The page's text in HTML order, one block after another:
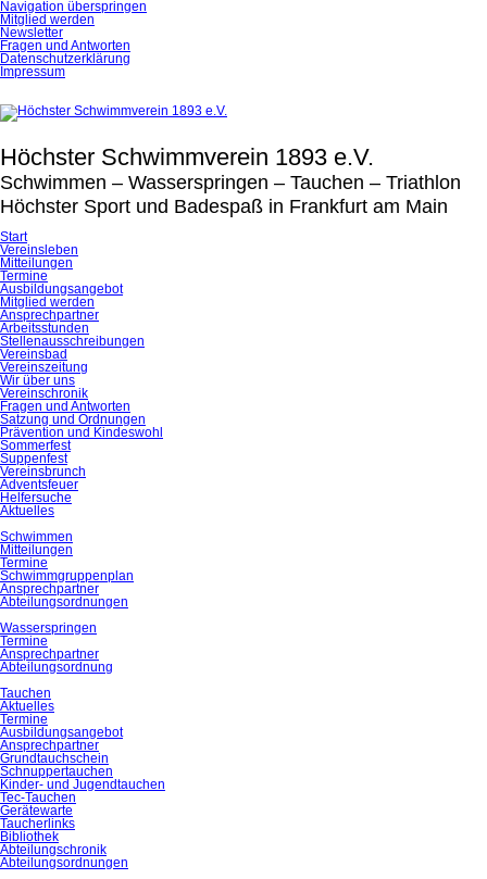
Navigation überspringen
Mitglied werden
Newsletter
Fragen und Antworten
Datenschutzerklärung
Impressum
Höchster Schwimmverein 1893 e.V.
Schwimmen – Wasserspringen – Tauchen – Triathlon
Höchster Sport und Badespaß in Frankfurt am Main
Start
Vereinsleben
Mitteilungen
Termine
Ausbildungsangebot
Mitglied werden
Ansprechpartner
Arbeitsstunden
Stellenausschreibungen
Vereinsbad
Vereinszeitung
Wir über uns
Vereinschronik
Fragen und Antworten
Satzung und Ordnungen
Prävention und Kindeswohl
Sommerfest
Suppenfest
Vereinsbrunch
Adventsfeuer
Helfersuche
Aktuelles
Schwimmen
Mitteilungen
Termine
Schwimmgruppenplan
Ansprechpartner
Abteilungsordnungen
Wasserspringen
Termine
Ansprechpartner
Abteilungsordnung
Tauchen
Aktuelles
Termine
Ausbildungsangebot
Ansprechpartner
Grundtauchschein
Schnuppertauchen
Kinder- und Jugendtauchen
Tec-Tauchen
Gerätewarte
Taucherlinks
Bibliothek
Abteilungschronik
Abteilungsordnungen